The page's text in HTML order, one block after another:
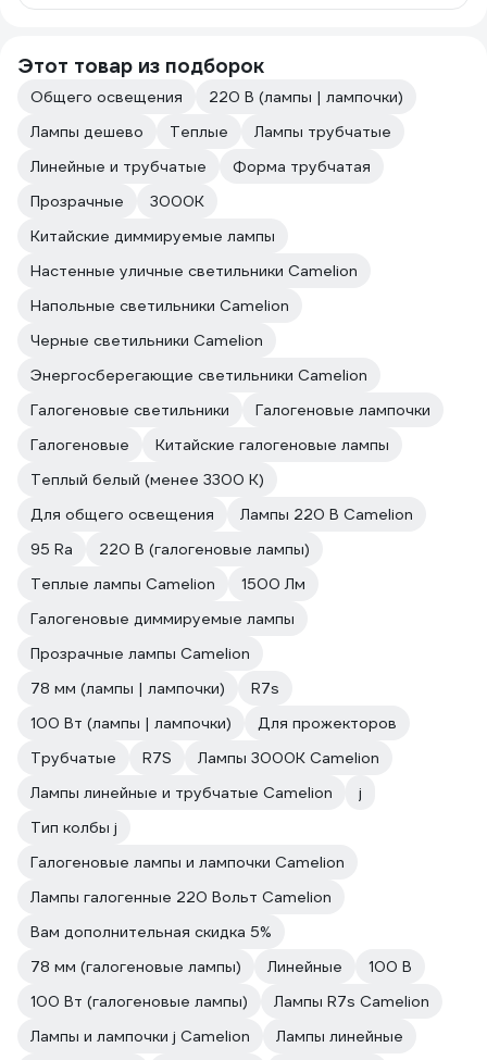
Этот товар из подборок
Общего освещения
220 В (лампы | лампочки)
Лампы дешево
Теплые
Лампы трубчатые
Линейные и трубчатые
Форма трубчатая
Прозрачные
3000К
Китайские диммируемые лампы
Настенные уличные светильники Camelion
Напольные светильники Camelion
Черные светильники Camelion
Энергосберегающие светильники Camelion
Галогеновые светильники
Галогеновые лампочки
Галогеновые
Китайские галогеновые лампы
Теплый белый (менее 3300 К)
Для общего освещения
Лампы 220 В Camelion
95 Ra
220 В (галогеновые лампы)
Теплые лампы Camelion
1500 Лм
Галогеновые диммируемые лампы
Прозрачные лампы Camelion
78 мм (лампы | лампочки)
R7s
100 Вт (лампы | лампочки)
Для прожекторов
Трубчатые
R7S
Лампы 3000К Camelion
Лампы линейные и трубчатые Camelion
j
Тип колбы j
Галогеновые лампы и лампочки Camelion
Лампы галогенные 220 Вольт Camelion
Вам дополнительная скидка 5%
78 мм (галогеновые лампы)
Линейные
100 В
100 Вт (галогеновые лампы)
Лампы R7s Camelion
Лампы и лампочки j Camelion
Лампы линейные